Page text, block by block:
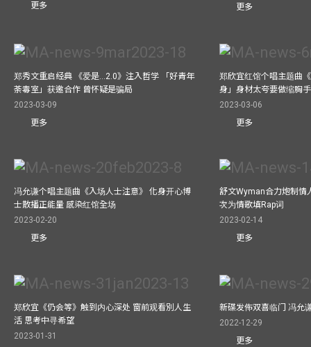
更多
更多
郑秀文重启经典 《爱是...2.0》注入哲学 「好青年
荼毒室」获邀合作 曾怀疑是骗局
2023-03-09
更多
郑欣宜红馆个唱主题曲
身」身材太夸要做缩胸
2023-03-06
更多
冯允谦个唱主题曲《入场人士注意》 化身开心博
士散播正能量 感染红馆全场
2023-02-20
更多
舒文Wyman合力炮制情
次为情歌填Rap词
2023-02-14
更多
郑欣宜《仍会等》触到内心深处 窗前观看別人生
活 思考中寻希望
2023-01-31
新碟发佈双喜临门 冯允
2022-12-29
更多